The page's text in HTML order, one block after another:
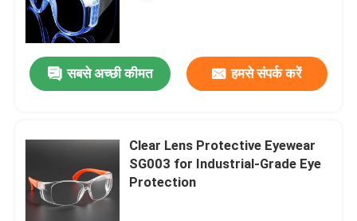
सबसे अच्छी कीमत हमसे संपर्क करें
Clear Lens Protective Eyewear
SG003 for Industrial-Grade Eye
Protection